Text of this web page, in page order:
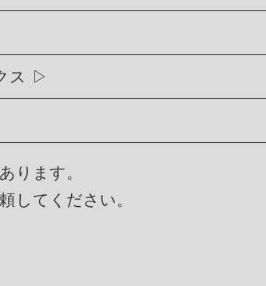
ス
ります。
してください。